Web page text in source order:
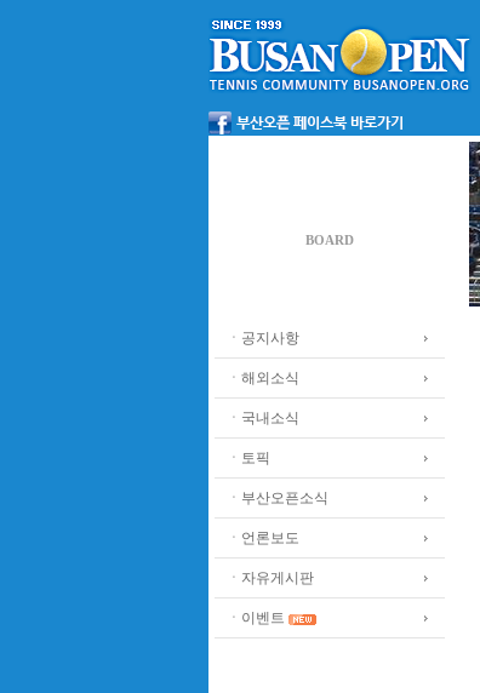
BOARD
ㆍ공지사항
ㆍ해외소식
ㆍ국내소식
ㆍ토픽
ㆍ부산오픈소식
ㆍ언론보도
ㆍ자유게시판
ㆍ이벤트